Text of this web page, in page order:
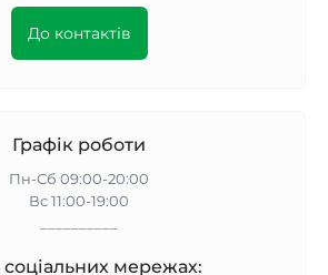
До контактів
Графік роботи
Пн-Сб 09:00-20:00
Вс 11:00-19:00
мережах: